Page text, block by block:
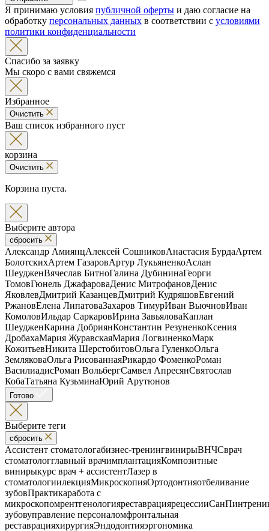
Я принимаю условия публичной оферты и даю согласие на
обработку персональных данных в соответствии с условиями
политики конфиденциальности
Спасибо за заявку
Мы скоро с вами свяжемся
Избранное
Очистить
Ваш список избранного пуст
корзина
Очистить
Корзина пуста.
Выберите автора
сбросить
Александр АмиянцАлексей СошниковАнастасия БурдаАртем
БолотскихАртем ГазаровАртур ЛукьяненкоАслан
ШеудженВячеслав БитноГалина ДубининаГеорги
ТомовГюнель ДжафароваДенис МитрофановДенис
ЯковлевДмитрий КазанцевДмитрий КудряшовЕвгений
РжановЕлена ЛипатоваЗахаров ТимурИван ВьючновИван
КомоловИльдар СаркаровИрина ЗавьяловаКаплан
ШеудженКарина ДобриянКонстантин РезуненкоКсения
ДробахаМария ЖуравскаяМария ЛогвиненкоМарк
КожитьевНикита ШерстобитовОльга ГуленкоОльга
ЗемляковаОльга РисованнаяРикардо ФоменкоРоман
ВасилиадисРоман ВольбергСамвел АпресянСвятослав
КобаТатьяна КузьминаЮрий Арутюнов
Готово
Выберите теги
сбросить
Ассистент стоматологабизнес-тренингвинирыВНЧСврач
стоматологглавный врачимплантацияКомпозитные
винирыкурс врач + ассистентЛазер в
стоматологиилекцияМикроскопияОртодонтияотбеливание
зубовПрактикаработа с
микроскопомрентгенологияреставрациярецессииСанПин
зубовуправление персоналомфронтальная
реставрацияхирургияЭндодонтияэргономика